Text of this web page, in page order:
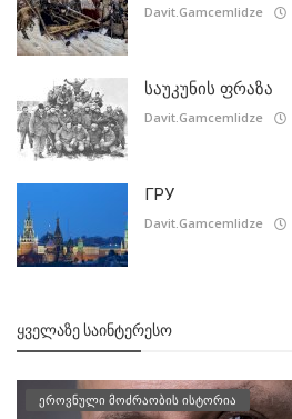
Davit.Gamcemlidze
საუკუნის ფრაზა
Davit.Gamcemlidze
ГРУ
Davit.Gamcemlidze
ᲧᲕᲔᲚᲐᲖᲔ ᲡᲐᲘᲜᲢᲔᲠᲔᲡᲝ
ეროვნული მოძრაობის ისტორია